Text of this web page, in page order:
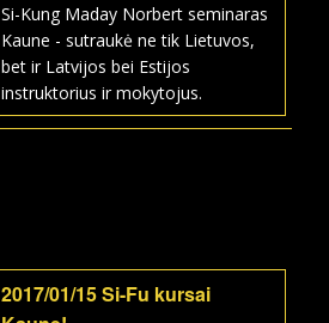
Si-Kung Maday Norbert seminaras
Kaune - sutraukė ne tik Lietuvos,
bet ir Latvijos bei Estijos
instruktorius ir mokytojus.
2017/01/15 Si-Fu kursai